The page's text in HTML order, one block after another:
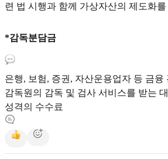
련 법 시행과 함께 가상자산의 제도화
*감독분담금
은행, 보험, 증권, 자산운용업자 등 금융
감독원의 감독 및 검사 서비스를 받는
성격의 수수료